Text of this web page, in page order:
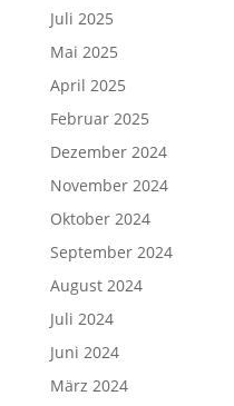
Juli 2025
Mai 2025
April 2025
Februar 2025
Dezember 2024
November 2024
Oktober 2024
September 2024
August 2024
Juli 2024
Juni 2024
März 2024